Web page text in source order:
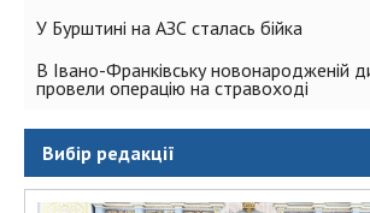
У Бурштині на АЗС сталась бійка
В Івано-Франківську новонародженій
провели операцію на стравоході
Вибір редакції